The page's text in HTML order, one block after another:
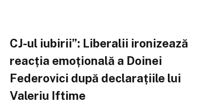
CJ-ul iubirii”: Liberalii ironizează
reacția emoțională a Doinei
Federovici după declarațiile lui
Valeriu Iftime